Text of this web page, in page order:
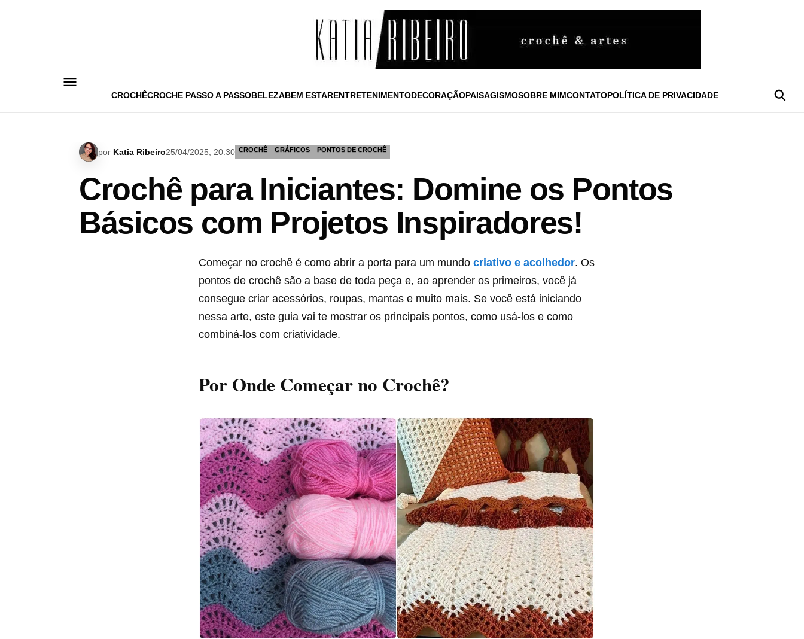
CROCHÊCROCHE PASSO A PASSOBELEZABEM ESTARENTRETENIMENTODECORAÇÃOPAISAGISMOSOBRE MIMCONTATOPOLÍTICA DE PRIVACIDADE
por Katia Ribeiro25/04/2025, 20:30 CROCHÊ GRÁFICOS PONTOS DE CROCHÊ
Crochê para Iniciantes: Domine os Pontos
Básicos com Projetos Inspiradores!
Começar no crochê é como abrir a porta para um mundo criativo e acolhedor. Os
pontos de crochê são a base de toda peça e, ao aprender os primeiros, você já
consegue criar acessórios, roupas, mantas e muito mais. Se você está iniciando
nessa arte, este guia vai te mostrar os principais pontos, como usá-los e como
combiná-los com criatividade.
Por Onde Começar no Crochê?